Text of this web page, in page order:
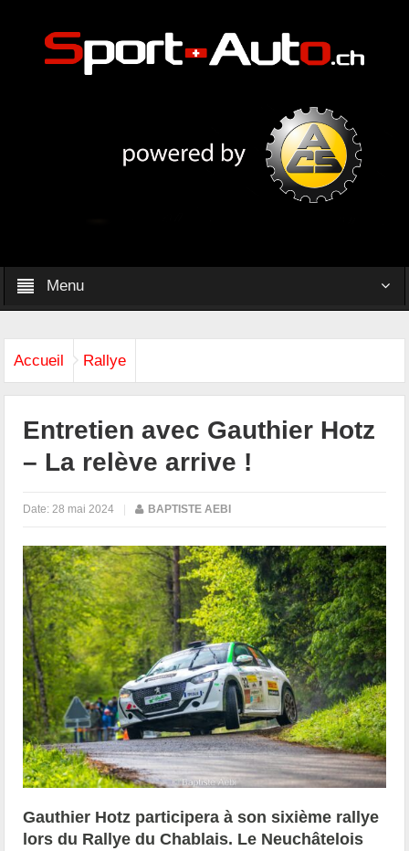
Menu
Accueil Rallye
Entretien avec Gauthier Hotz
– La relève arrive !
Date: 28 mai 2024 | BAPTISTE AEBI
Gauthier Hotz participera à son sixième rallye
lors du Rallye du Chablais. Le Neuchâtelois